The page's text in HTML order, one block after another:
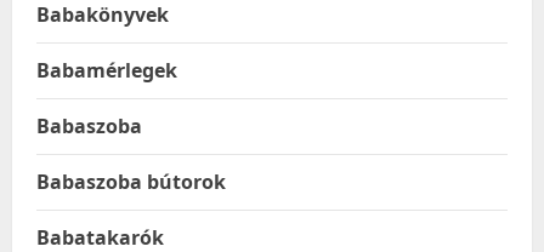
Babakönyvek
Babamérlegek
Babaszoba
Babaszoba bútorok
Babatakarók